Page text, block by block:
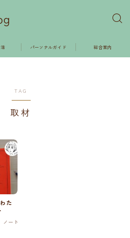
パーソナルガイド 総合案内
TAG
取材
た
ノート